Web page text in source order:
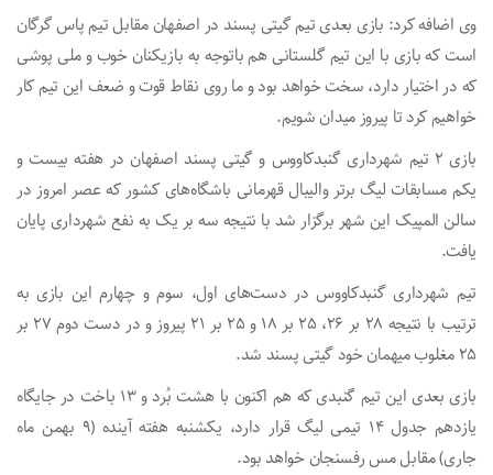
وی اضافه کرد: بازی بعدی تیم گیتی پسند در اصفهان مقابل تیم پاس گرگان
است که بازی با این تیم گلستانی هم باتوجه به بازیکنان خوب و ملی پوشی
که در اختیار دارد، سخت خواهد بود و ما روی نقاط قوت و ضعف این تیم کار
خواهیم کرد تا پیروز میدان شویم.
بازی ۲ تیم شهرداری گنبدکاووس و گیتی پسند اصفهان در هفته بیست و
یکم مسابقات لیگ برتر والیبال قهرمانی باشگاه‌های کشور که عصر امروز در
سالن المپیک این شهر برگزار شد با نتیجه سه بر یک به نفع شهرداری پایان
یافت.
تیم شهرداری گنبدکاووس در دست‌های اول، سوم و چهارم این بازی به
ترتیب با نتیجه ۲۸ بر ۲۶، ۲۵ بر ۱۸ و ۲۵ بر ۲۱ پیروز و در دست دوم ۲۷ بر
۲۵ مغلوب میهمان خود گیتی پسند شد.
بازی بعدی این تیم گنبدی که هم اکنون با هشت بُرد و ۱۳ باخت در جایگاه
یازدهم جدول ۱۴ تیمی لیگ قرار دارد، یکشنبه هفته آینده (۹ بهمن ماه
جاری) مقابل مس رفسنجان خواهد بود.